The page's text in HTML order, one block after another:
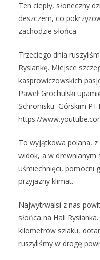
Ten ciepły, słoneczny
deszczem, co
zachodzie słońca.
Trzeciego dnia
Rysiankę. Miejsce
kasprowiczowskich
Paweł Grochulski
Schronisku Górskim
https://
To wyjątkowa polana,
widok, a w drewnianym
uśmiechnięci, pomocni
przyjazny klimat.
Najwytrwalsi z nas
słońca na Hali
kilometrów szlaku,
ruszyliśmy w drogę